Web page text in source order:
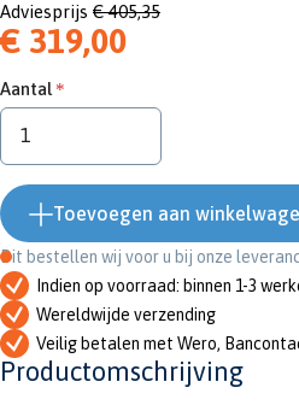
Adviesprijs € 405,35
€ 319,00
Aantal
Toevoegen aan
Dit bestellen wij voor u bij onze
Indien op voorraad: binnen 1-3
Wereldwijde verzending
Veilig betalen met Wero,
Productomschrijving